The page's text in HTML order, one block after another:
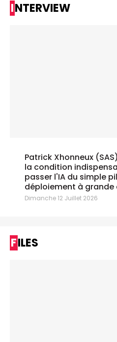
INTERVIEW
Patrick Xhonneux
la condition
passer l'IA du simple
déploiement à grande
Dimanche 12 Juillet 2026
FILES